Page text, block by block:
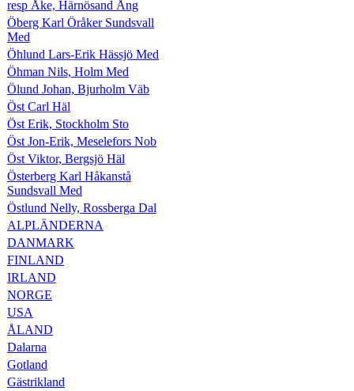
resp Åke, Härnösand Ång
Öberg Karl Öråker Sundsvall
Med
Öhlund Lars-Erik Hässjö Med
Öhman Nils, Holm Med
Ölund Johan, Bjurholm Väb
Öst Carl Häl
Öst Erik, Stockholm Sto
Öst Jon-Erik, Meselefors Nob
Öst Viktor, Bergsjö Häl
Österberg Karl Håkanstå
Sundsvall Med
Östlund Nelly, Rossberga Dal
ALPLÄNDERNA
DANMARK
FINLAND
IRLAND
NORGE
USA
ÅLAND
Dalarna
Gotland
Gästrikland